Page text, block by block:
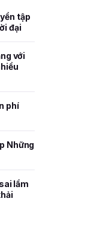
tập
đại
với
phí
Những
lầm